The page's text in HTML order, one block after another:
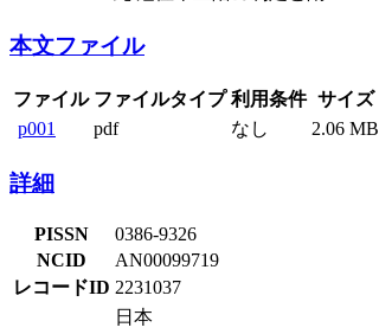
本文ファイル
ファイル ファイルタイプ 利用条件 サイズ
p001
pdf なし 2.06 MB
詳細
PISSN
0386-9326
NCID
AN00099719
レコードID 2231037
日本